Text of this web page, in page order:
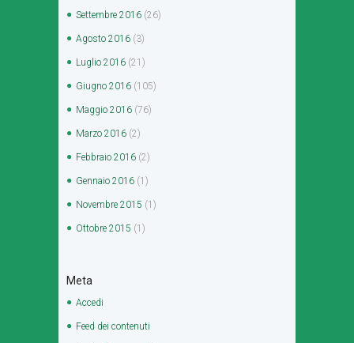
Settembre 2016 (26)
Agosto 2016 (3)
Luglio 2016 (21)
Giugno 2016 (105)
Maggio 2016 (76)
Marzo 2016 (2)
Febbraio 2016 (2)
Gennaio 2016 (1)
Novembre 2015 (1)
Ottobre 2015 (1)
Meta
Accedi
Feed dei contenuti